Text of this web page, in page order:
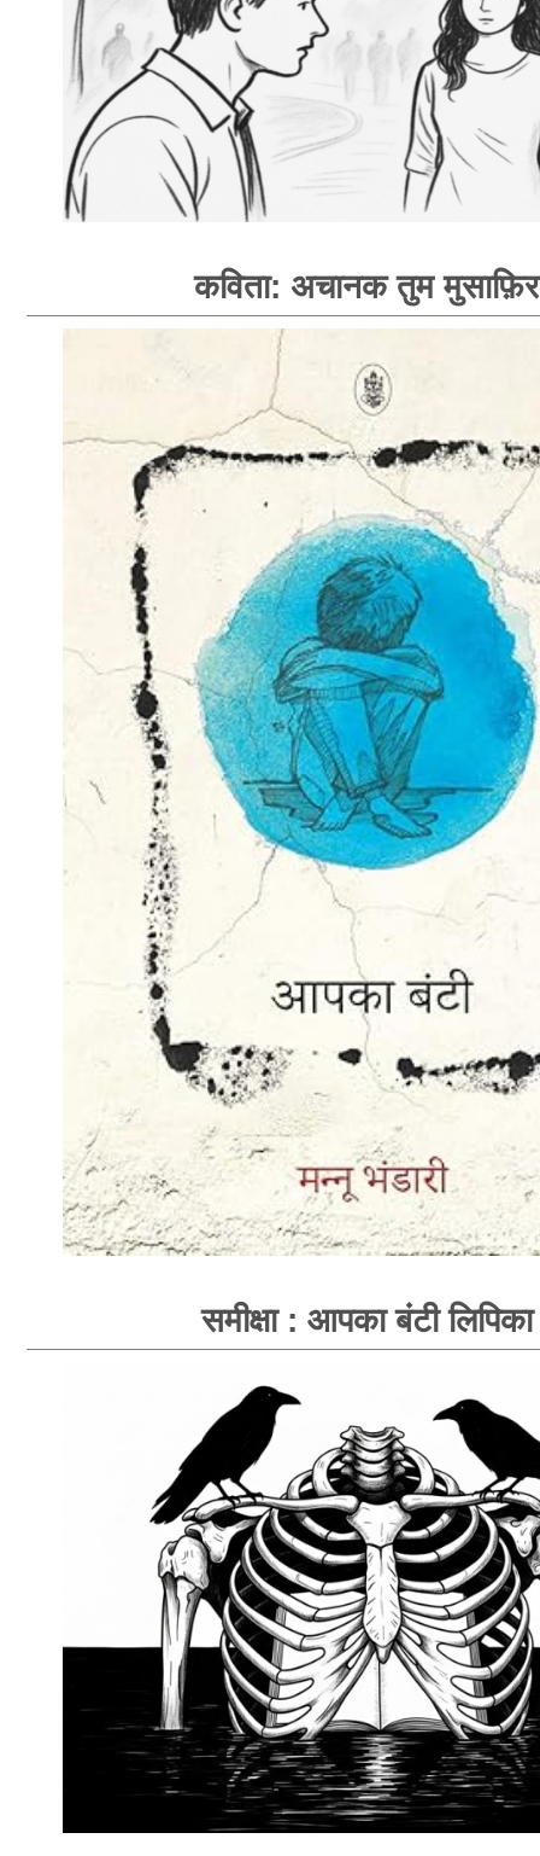
कविता: अचानक तुम मुसाफ़िर
समीक्षा : आपका बंटी लिपिका